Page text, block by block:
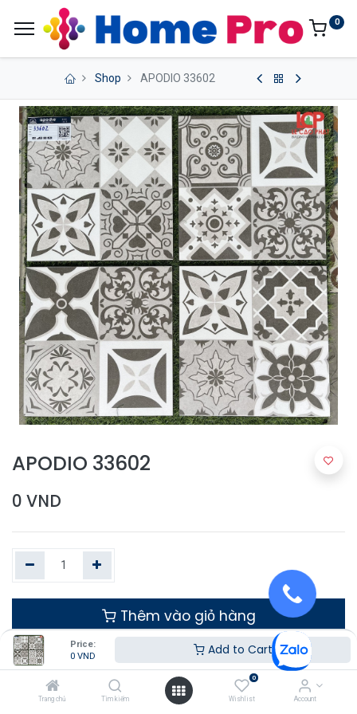
Price:
0 VND Add to Cart
Trang chủ Tìm kiếm
0
Wishlist Account
0
Shop APODIO 33602
APODIO 33602
0 VND
Thêm vào giỏ hàng